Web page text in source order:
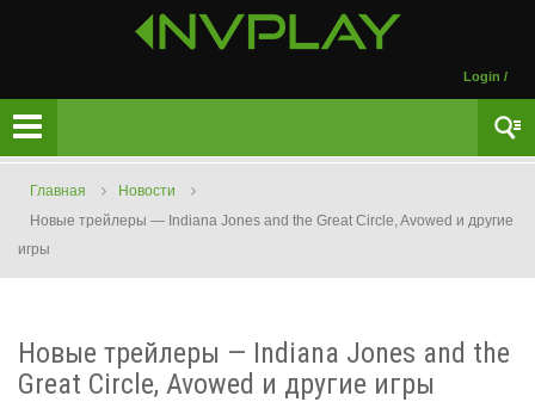
Login /
Главная
Новости
Новые трейлеры — Indiana Jones and the Great Circle, Avowed и другие
игры
Новые трейлеры — Indiana Jones and the
Great Circle, Avowed и другие игры